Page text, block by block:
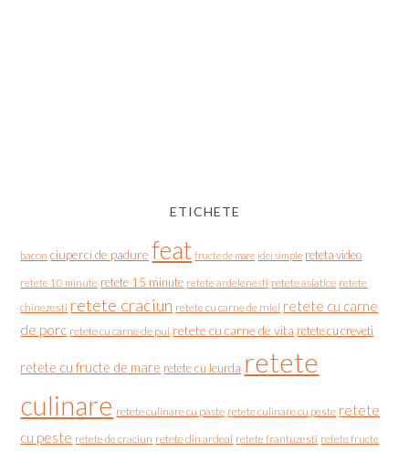
ETICHETE
bacon ciuperci de padure feat fructe de mare idei simple reteta video
retete 10 minute retete 15 minute retete ardelenesti retete asiatice retete
chinezesti retete craciun retete cu carne de miel retete cu carne
de porc retete cu carne de pui retete cu carne de vita retete cu creveti
retete cu fructe de mare retete cu leurda retete
culinare retete culinare cu paste retete culinare cu peste retete
cu peste retete de craciun retete din ardeal retete frantuzesti retete fructe